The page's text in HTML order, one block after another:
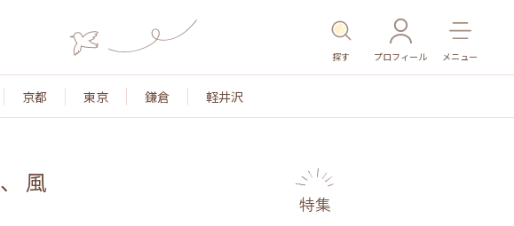
探す プロフィール メニュー
京都 東京 鎌倉 軽井沢
、 風
特集